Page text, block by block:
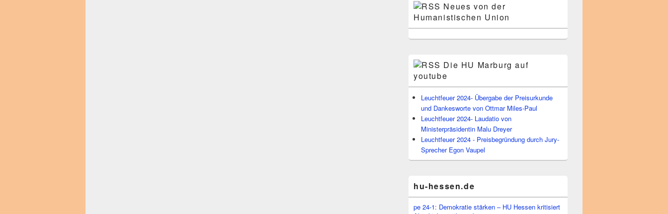
Neues von der
Humanistischen Union
Die HU Marburg auf
youtube
Leuchtfeuer 2024- Übergabe der Preisurkunde
und Dankesworte von Ottmar Miles-Paul
Leuchtfeuer 2024- Laudatio von
Ministerpräsidentin Malu Dreyer
Leuchtfeuer 2024 - Preisbegründung durch Jury-
Sprecher Egon Vaupel
hu-hessen.de
pe 24-1: Demokratie stärken – HU Hessen kritisiert